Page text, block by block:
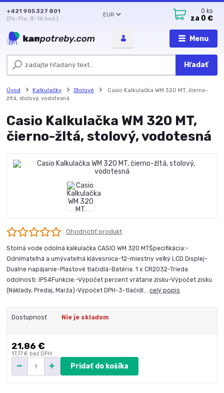
Menu
EUR
Hľadať
+421 905 327 801
(Po-Pia, 8-16 hod.)
0 ks
za 0 €
Úvod Kalkulačky Stolové
Casio Kalkulačka WM 320 MT, čierno-
žltá, stolový, vodotesná
Casio Kalkulačka WM 320 MT,
čierno-žltá, stolový, vodotesná
Ohodnotiť produkt
Stolná vode odolná kalkulačka CASIO WM 320 MTŠpecifikácia:-
Odnímateľná a umývateľná klávesnica-12-miestny veľký LCD Displej-
Duálne napájanie-Plastové tlačidlá-Batéria: 1 x CR2032-Trieda
odolnosti: IP54Funkcie:-Výpočet percent vrátane zisku-Výpočet zisku
(Náklady, Predaj, Marža)-Výpočet DPH-3-tlačidl...celý popis
Dostupnosť Nie je skladom
21,86 €
17,77 € bez DPH
Pridať do košíka